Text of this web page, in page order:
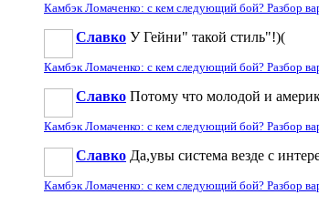
Камбэк Ломаченко: с кем следующий бой? Разбор
Славко У Гейни" такой стиль"!)(
Камбэк Ломаченко: с кем следующий бой? Разбор
Славко Потому что молодой и
Камбэк Ломаченко: с кем следующий бой? Разбор
Славко Да,увы система везде с
Камбэк Ломаченко: с кем следующий бой? Разбор